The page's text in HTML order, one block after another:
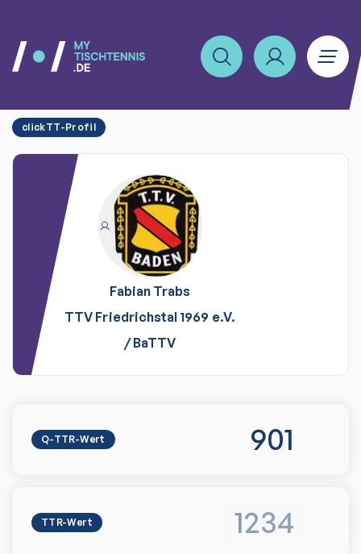
clickTT-Profil
Fabian Trabs
TTV Friedrichstal 1969 e.V.
/BaTTV
Q-TTR-Wert 901
TTR-Wert 1234